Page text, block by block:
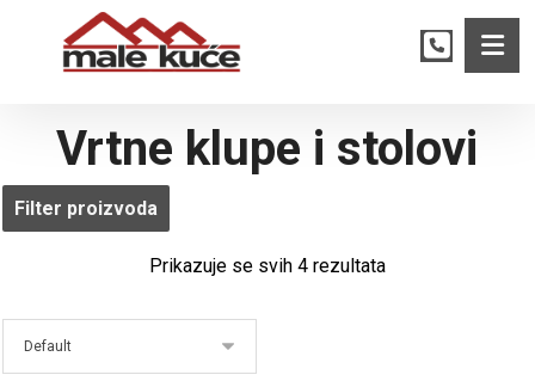
Vrtne klupe i stolovi
Filter proizvoda
Prikazuje se svih 4 rezultata